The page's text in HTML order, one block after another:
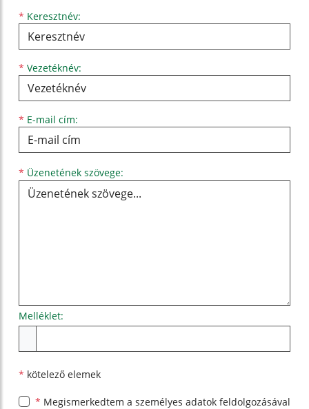
* Keresztnév:
Keresztnév
* Vezetéknév:
Vezetéknév
* E-mail cím:
E-mail cím
* Üzenetének szövege:
Melléklet:
* kötelező elemek
* Megismerkedtem a személyes adatok feldolgozásával